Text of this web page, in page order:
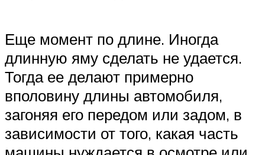
Еще момент по длине. Иногда
длинную яму сделать не удается.
Тогда ее делают примерно
вполовину длины автомобиля,
загоняя его передом или задом, в
зависимости от того, какая часть